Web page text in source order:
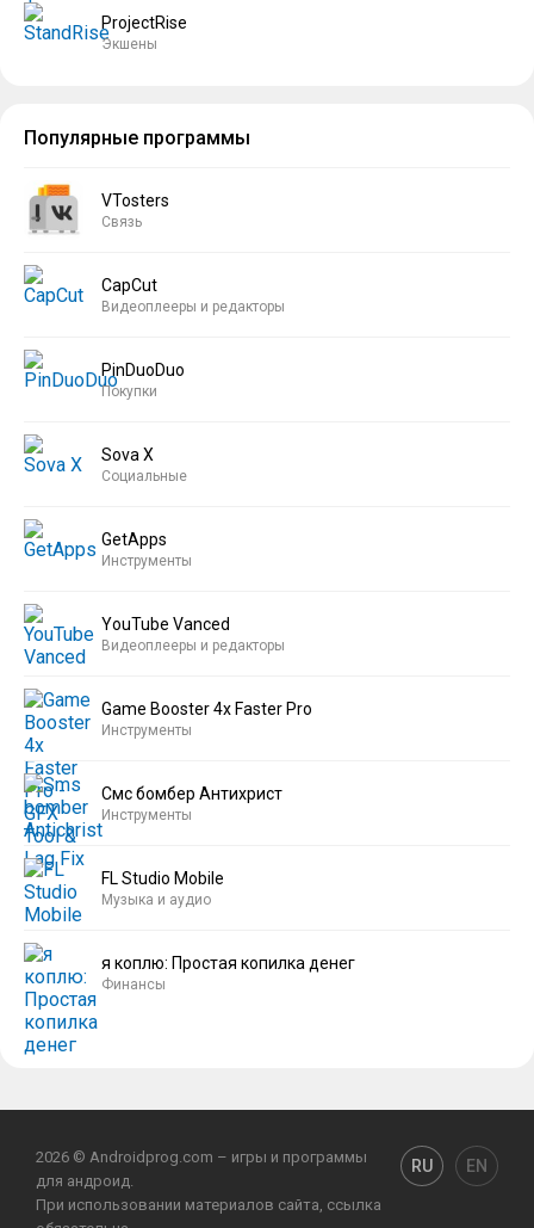
ProjectRise
Экшены
Популярные программы
VTosters
Связь
CapCut
Видеоплееры и редакторы
PinDuoDuo
Покупки
Sova X
Социальные
GetApps
Инструменты
YouTube Vanced
Видеоплееры и редакторы
Game Booster 4x Faster Pro
Инструменты
Смс бомбер Антихрист
Инструменты
FL Studio Mobile
Музыка и аудио
я коплю: Простая копилка денег
Финансы
2026 © Androidprog.com – игры и программы
для андроид.
При использовании материалов сайта, ссылка
RU EN